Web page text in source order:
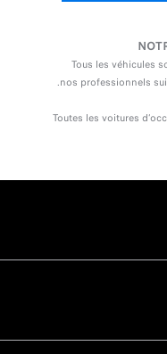
Tous les véhicules
nos professionnels
Toutes les voitures